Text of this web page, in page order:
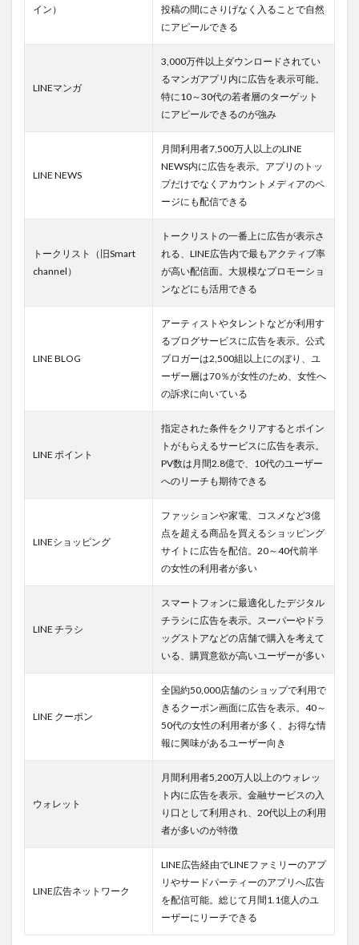
トデ
で
を運
広告の
自社で
のメリ
を少額で
代行の手
ト3.社内
2.1.2
運用を
のデメ
2.1.2.1
ット2.ス
イン）
投稿の間にさりげなく入ることで自然
にアピールできる
LINEマンガ
3,000万件以上ダウンロードされてい
るマンガアプリ内に広告を表示可能。
特に10～30代の若者層のターゲット
にアピールできるのが強み
LINE NEWS
月間利用者7,500万人以上のLINE
NEWS内に広告を表示。アプリのトッ
プだけでなくアカウントメディアのペ
ージにも配信できる
トークリスト（旧Smart
channel）
トークリストの一番上に広告が表示さ
れる、LINE広告内で最もアクティブ率
が高い配信面。大規模なプロモーショ
ンなどにも活用できる
LINE BLOG
アーティストやタレントなどが利用す
るブログサービスに広告を表示。公式
ブロガーは2,500組以上にのぼり、ユ
ーザー層は70％が女性のため、女性へ
の訴求に向いている
LINE ポイント
指定された条件をクリアするとポイン
トがもらえるサービスに広告を表示。
PV数は月間2.8億で、10代のユーザー
へのリーチも期待できる
LINEショッピング
ファッションや家電、コスメなど3億
点を超える商品を買えるショッピング
サイトに広告を配信。20～40代前半
の女性の利用者が多い
LINE チラシ
スマートフォンに最適化したデジタル
チラシに広告を表示。スーパーやドラ
ッグストアなどの店舗で購入を考えて
いる、購買意欲が高いユーザーが多い
LINE クーポン
全国約50,000店舗のショップで利用で
きるクーポン画面に広告を表示。40～
50代の女性の利用者が多く、お得な情
報に興味があるユーザー向き
ウォレット
月間利用者5,200万人以上のウォレッ
ト内に広告を表示。金融サービスの入
り口として利用され、20代以上の利用
者が多いのが特徴
LINE広告ネットワーク
LINE広告経由でLINEファミリーのアプ
リやサードパーティーのアプリへ広告
を配信可能。総じて月間1.1億人のユ
ーザーにリーチできる